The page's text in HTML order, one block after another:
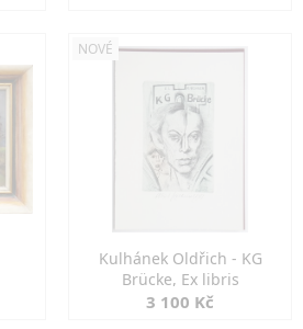
NOVÉ
Kulhánek Oldřich - KG
Brücke, Ex libris
3 100 Kč